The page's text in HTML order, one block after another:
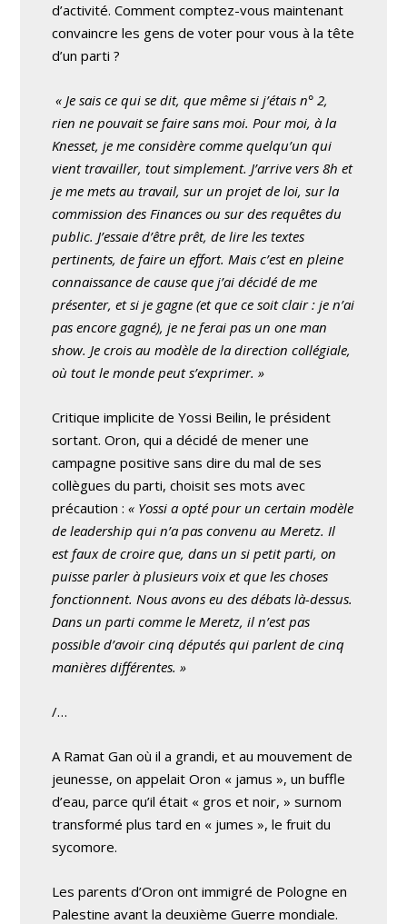
d’activité. Comment comptez-vous maintenant
convaincre les gens de voter pour vous à la tête
d’un parti ?
« Je sais ce qui se dit, que même si j’étais n° 2,
rien ne pouvait se faire sans moi. Pour moi, à la
Knesset, je me considère comme quelqu’un qui
vient travailler, tout simplement. J’arrive vers 8h et
je me mets au travail, sur un projet de loi, sur la
commission des Finances ou sur des requêtes du
public. J’essaie d’être prêt, de lire les textes
pertinents, de faire un effort. Mais c’est en pleine
connaissance de cause que j’ai décidé de me
présenter, et si je gagne (et que ce soit clair : je n’ai
pas encore gagné), je ne ferai pas un one man
show. Je crois au modèle de la direction collégiale,
où tout le monde peut s’exprimer. »
Critique implicite de Yossi Beilin, le président
sortant. Oron, qui a décidé de mener une
campagne positive sans dire du mal de ses
collègues du parti, choisit ses mots avec
précaution :« Yossi a opté pour un certain modèle
de leadership qui n’a pas convenu au Meretz. Il
est faux de croire que, dans un si petit parti, on
puisse parler à plusieurs voix et que les choses
fonctionnent. Nous avons eu des débats là-dessus.
Dans un parti comme le Meretz, il n’est pas
possible d’avoir cinq députés qui parlent de cinq
manières différentes. »
/…
A Ramat Gan où il a grandi, et au mouvement de
jeunesse, on appelait Oron « jamus », un buffle
d’eau, parce qu’il était « gros et noir, » surnom
transformé plus tard en « jumes », le fruit du
sycomore.
Les parents d’Oron ont immigré de Pologne en
Palestine avant la deuxième Guerre mondiale.